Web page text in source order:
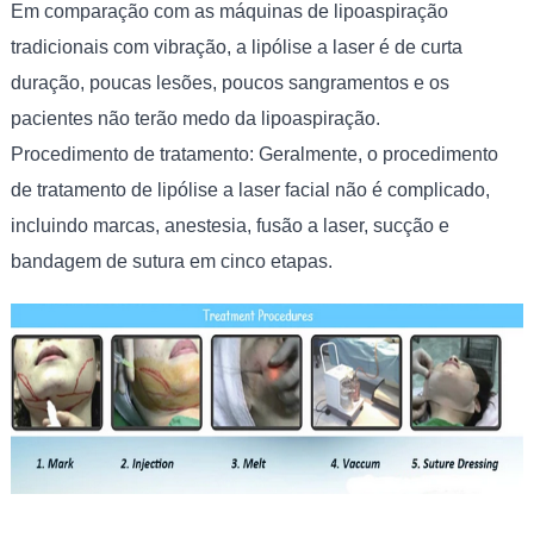
Em comparação com as máquinas de lipoaspiração
tradicionais com vibração, a lipólise a laser é de curta
duração, poucas lesões, poucos sangramentos e os
pacientes não terão medo da lipoaspiração.
Procedimento de tratamento: Geralmente, o procedimento
de tratamento de lipólise a laser facial não é complicado,
incluindo marcas, anestesia, fusão a laser, sucção e
bandagem de sutura em cinco etapas.